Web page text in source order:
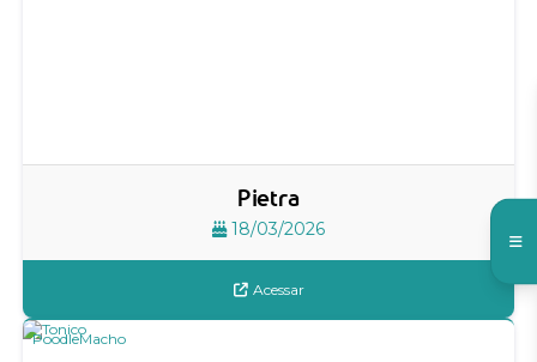
Pietra
18/03/2026
Acessar
PoodleMacho